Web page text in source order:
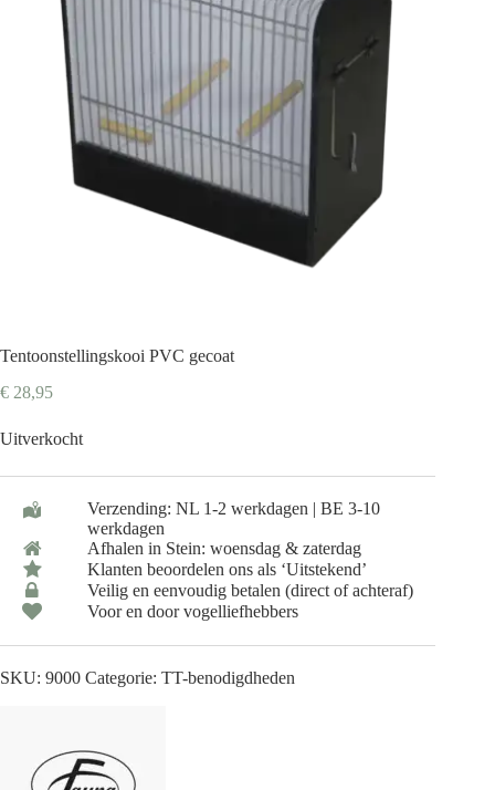
Tentoonstellingskooi PVC gecoat
€ 28,95
Uitverkocht
Verzending: NL 1-2 werkdagen | BE 3-10
werkdagen
Afhalen in Stein: woensdag & zaterdag
Klanten beoordelen ons als ‘Uitstekend’
Veilig en eenvoudig betalen (direct of achteraf)
Voor en door vogelliefhebbers
SKU: 9000 Categorie: TT-benodigdheden